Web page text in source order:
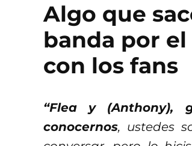
Algo que
banda por
con los fans
“Flea y (Anthony),
conocernos, ustedes